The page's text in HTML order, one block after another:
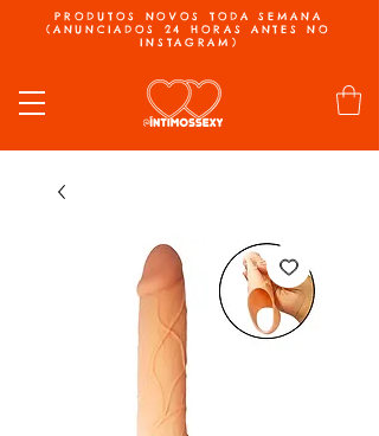
PRODUTOS NOVOS TODA SEMANA
(ANUNCIADOS 24 HORAS ANTES NO
INSTAGRAM)